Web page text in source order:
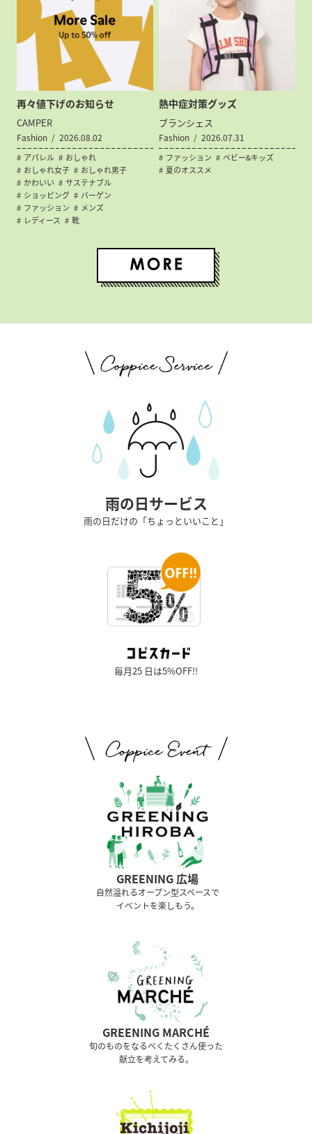
再々値下げのお知らせ
CAMPER
Fashion 2026.08.02
アパレル
おしゃれ
おしゃれ女子
おしゃれ男子
かわいい
サステナブル
ショッピング
バーゲン
ファッション
メンズ
レディース
靴
熱中症対策グッズ
ブランシェス
Fashion 2026.07.31
ファッション
ベビー&キッズ
夏のオススメ
雨の日サービス
雨の日だけの「ちょっといいこと」
毎月25 日は5%OFF!!
GREENING 広場
⾃然溢れるオープン型スペースで
イベントを楽しもう。
GREENING MARCHÉ
旬のものをなるべくたくさん使った
献立を考えてみる。